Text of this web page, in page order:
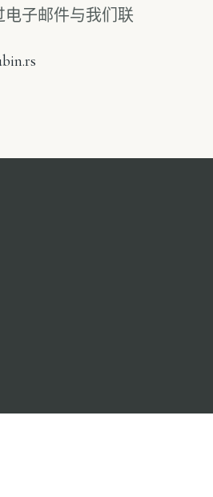
子邮件与我们联